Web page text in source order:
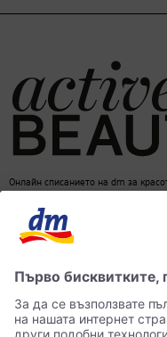
Онлайн списанието на dm за